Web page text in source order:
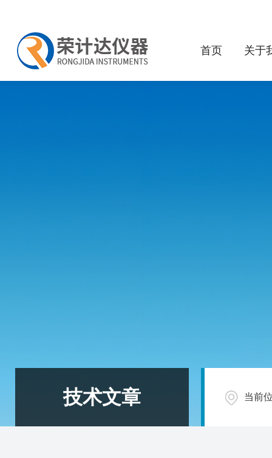
首页 关于
技术文章 当前